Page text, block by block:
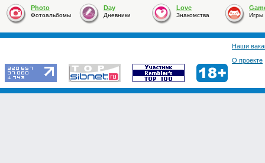
Photo
Фотоальбомы
Day
Дневники
Love
Знакомства Игры
Наши
О проекте